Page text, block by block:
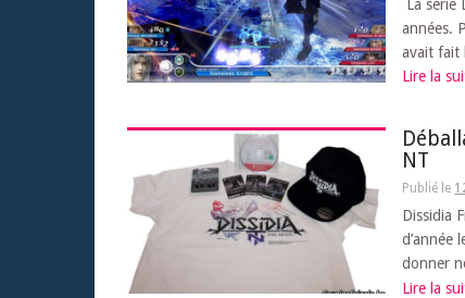
La série
années.
avait fait
Lire la
NT
Publié le
Dissidia
d’année
donner
Lire la